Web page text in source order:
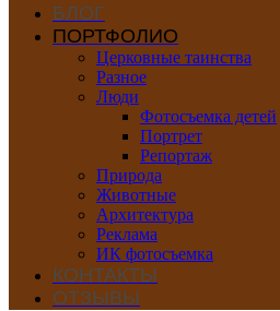
БЛОГ
ПОРТФОЛИО
Церковные таинства
Разное
Люди
Фотосъемка детей
Портрет
Репортаж
Природа
Животные
Архитектура
Реклама
ИК фотосъемка
КОНТАКТЫ
ОТЗЫВЫ